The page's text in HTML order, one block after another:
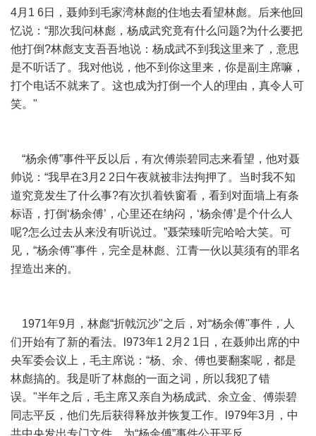
4月1 6日，聂帅到毛家湾林彪的住地去看望林彪。后来他回
忆说：“那次我问林彪，杨成武究竟有什么问题?为什么要把
他打倒?林彪支支吾吾地说：杨成武不到我这里来了，意思
是不听话了。我对他说，他不到你这里来，你是副主席嘛，
打个电话不就来了。这也成为打倒一个人的理由，真令人可
笑。"
“杨余傅”事件平反以后，有次傅崇碧同志来看望，他对聂
帅说：“我早在3月2 2日午夜就被非法拘押了。当时我不知
道究竟发生了什么事?有次扒着铁窗看，看到对面墙上有条
标语，打倒‘杨余傅’，心里还在纳闷，‘杨余傅’是个什么人
呢?怎么过去从来没有听说过。”聂荣臻听完哈哈大笑。可
见，“杨余傅"事件，完全是林彪、江青一伙以莫须有的罪名
捏造出来的。
1971年9月，林彪“折戟沉沙"之后，对“杨余傅"事件，人
们开始有了新的看法。l973年1 2月2 1日，在聂帅出席的中
央军委会议上，毛主席说：“杨、余、傅也要翻案呢，都是
林彪搞的。我是听了林彪的一面之词，所以我犯了错
误。"半年之后，毛主席又亲自为杨成武、余立金、傅崇碧
同志平反，他们先后获得释放并恢复工作。l979年3月，中
共中央发出专门文件，为“杨余傅”事件公开平反。